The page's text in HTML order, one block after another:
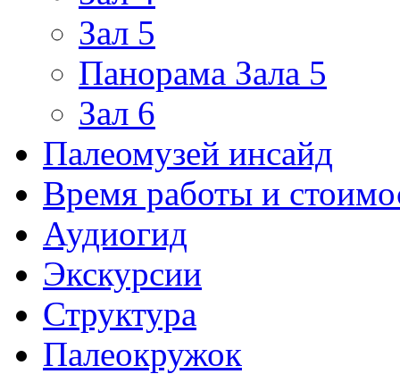
Зал 5
Панорама Зала 5
Зал 6
Палеомузей инсайд
Время работы и
Аудиогид
Экскурсии
Структура
Палеокружок